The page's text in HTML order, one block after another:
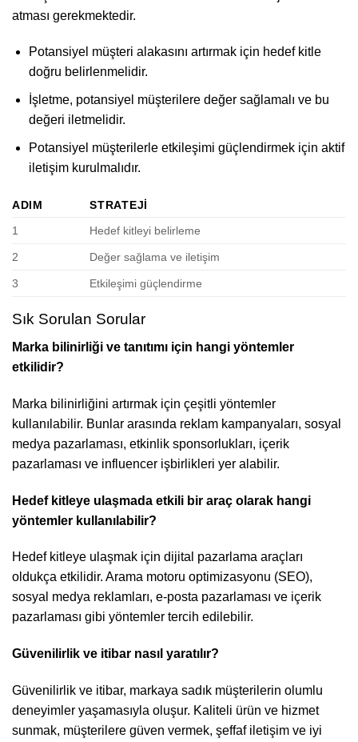
atması gerekmektedir.
Potansiyel müşteri alakasını artırmak için hedef kitle
doğru belirlenmelidir.
İşletme, potansiyel müşterilere değer sağlamalı ve bu
değeri iletmelidir.
Potansiyel müşterilerle etkileşimi güçlendirmek için aktif
iletişim kurulmalıdır.
ADIM
STRATEJI
1
Hedef kitleyi belirleme
2 Değer sağlama ve iletişim
3 Etkileşimi güçlendirme
Sık Sorulan Sorular
Marka bilinirliği ve tanıtımı için hangi yöntemler
etkilidir?
Marka bilinirliğini artırmak için çeşitli yöntemler
kullanılabilir. Bunlar arasında reklam kampanyaları, sosyal
medya pazarlaması, etkinlik sponsorlukları, içerik
pazarlaması ve influencer işbirlikleri yer alabilir.
Hedef kitleye ulaşmada etkili bir araç olarak hangi
yöntemler kullanılabilir?
Hedef kitleye ulaşmak için dijital pazarlama araçları
oldukça etkilidir. Arama motoru optimizasyonu (SEO),
sosyal medya reklamları, e-posta pazarlaması ve içerik
pazarlaması gibi yöntemler tercih edilebilir.
Güvenilirlik ve itibar nasıl yaratılır?
Güvenilirlik ve itibar, markaya sadık müşterilerin olumlu
deneyimler yaşamasıyla oluşur. Kaliteli ürün ve hizmet
sunmak, müşterilere güven vermek, şeffaf iletişim ve iyi